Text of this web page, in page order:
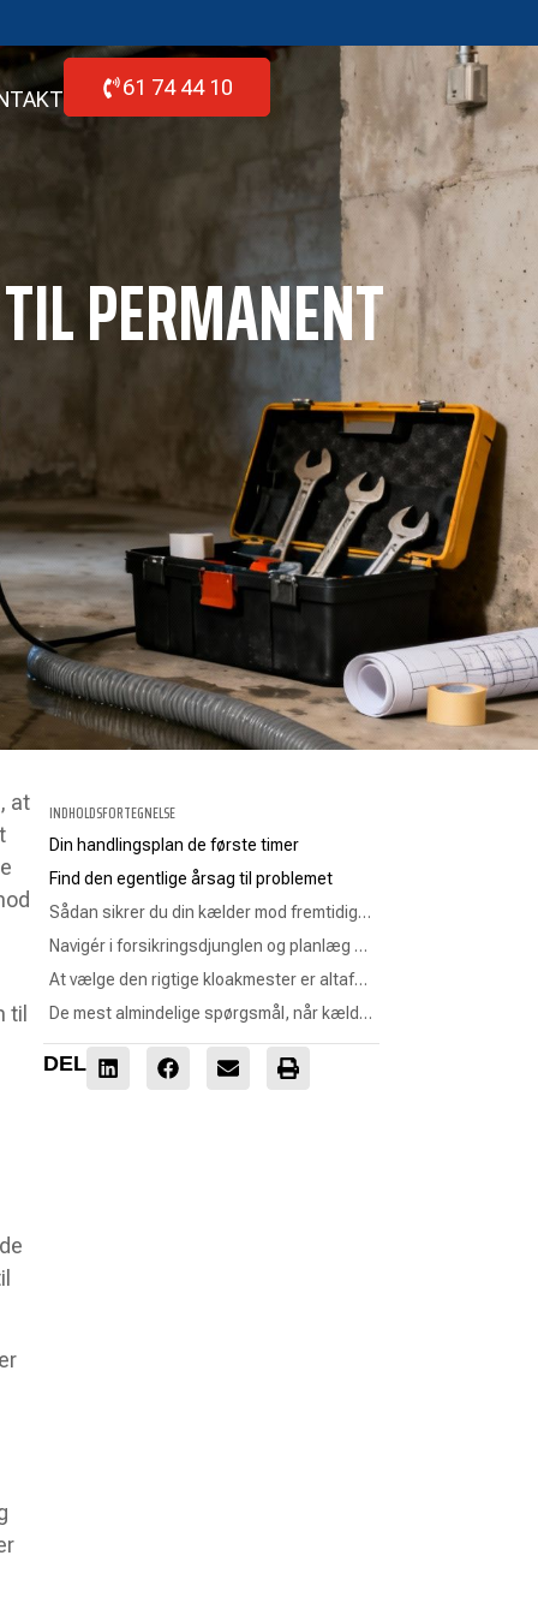
61 74 44 10
PERMANENT
at
til
INDHOLDSFORTEGNELSE
Din handlingsplan de første timer
Find den egentlige årsag til problemet
Sådan sikrer du din kælder mod fremtidige oversvømmelser
Navigér i forsikringsdjunglen og planlæg genopbygningen
At vælge den rigtige kloakmester er altafgørende
De mest almindelige spørgsmål, når kælderen står under vand
DEL